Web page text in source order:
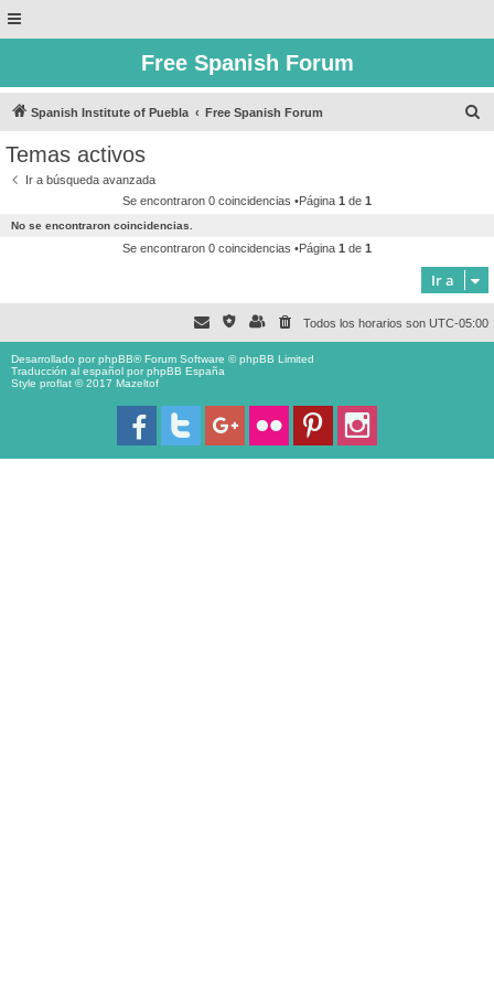
Free Spanish Forum
Spanish Institute of Puebla Free Spanish Forum
Temas activos
Ir a búsqueda avanzada
Se encontraron 0 coincidencias •Página 1 de 1
No se encontraron coincidencias.
Se encontraron 0 coincidencias •Página 1 de 1
Ir a
Todos los horarios son UTC-05:00
Desarrollado porphpBB® Forum Software © phpBB Limited
Traducción al español porphpBB España
Style proflat © 2017 Mazeltof